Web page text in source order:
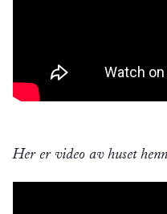
Her er video av huset